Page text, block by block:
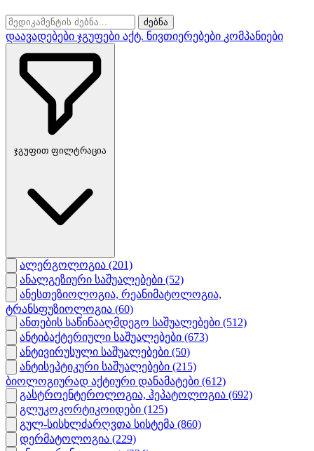
ძებნა
დაავადებები ჯგუფები აქტ. ნივთიერებები კომპანიები
ჯგუფით ფილტრაცია
ალერგოლოგია (201)
ანალგეზიური საშუალებები (52)
ანესთეზიოლოგია, რეანიმატოლოგია,
ტრანსფუზიოლოგია (60)
ანთების საწინააღმდეგო საშუალებები (512)
ანტიბაქტერიული საშუალებები (673)
ანტივირუსული საშუალებები (50)
ანტისეპტიკური საშუალებები (215)
ბიოლოგიურად აქტიური დანამატები (612)
გასტროენტეროლოგია, ჰეპატოლოგია (692)
გლუკოკორტიკოიდები (125)
გულ-სისხლძარღვთა სისტემა (860)
დერმატოლოგია (229)